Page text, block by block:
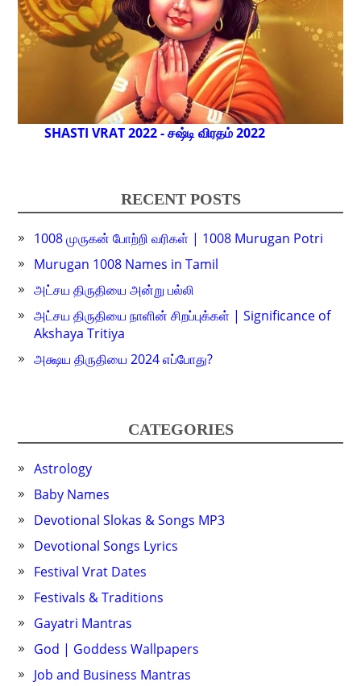
SHASTI VRAT 2022 - சஷ்டி விரதம் 2022
RECENT POSTS
1008 முருகன் போற்றி வரிகள் | 1008 Murugan Potri
Murugan 1008 Names in Tamil
அட்சய திருதியை அன்று பல்லி
அட்சய திருதியை நாளின் சிறப்புக்கள் | Significance of
Akshaya Tritiya
அக்ஷய திருதியை 2024 எப்போது?
CATEGORIES
Astrology
Baby Names
Devotional Slokas & Songs MP3
Devotional Songs Lyrics
Festival Vrat Dates
Festivals & Traditions
Gayatri Mantras
God | Goddess Wallpapers
Job and Business Mantras